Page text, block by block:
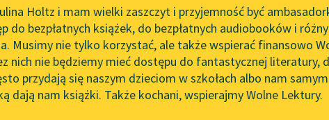
redakcyjne
literatury skandynawskiej
Spotkanie z Katarzyną Tunkiel
w Oslo
102. lata temu zmarł Joseph
Conrad
API
OAI-PMH
Widget Wolnych
Holtz i mam wielki zaszczyt i przyjemność być
do bezpłatnych książek, do bezpłatnych audiobooków i
Musimy nie tylko korzystać, ale także wspierać finansowo
nich nie będziemy mieć dostępu do fantastycznej literatury,
przydają się naszym dzieciom w szkołach albo nam
dają nam książki. Także kochani, wspierajmy Wolne Lektury.
Lucifer